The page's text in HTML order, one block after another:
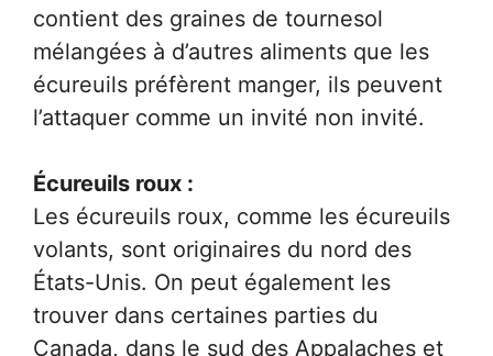
contient des graines de tournesol
mélangées à d’autres aliments que les
écureuils préfèrent manger, ils peuvent
l’attaquer comme un invité non invité.
Écureuils roux :
Les écureuils roux, comme les écureuils
volants, sont originaires du nord des
États-Unis. On peut également les
trouver dans certaines parties du
Canada, dans le sud des Appalaches et